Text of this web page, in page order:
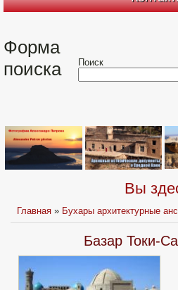
Форма
поиска
Поиск
Вы
Главная » Бухары архитектурные
Базар Токи-